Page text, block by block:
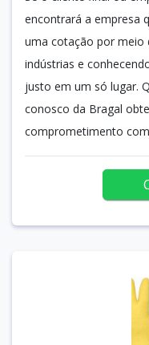
encontrará a empresa
uma cotação por meio
indústrias e
justo em um só lugar.
conosco da Bragal
comprometimento